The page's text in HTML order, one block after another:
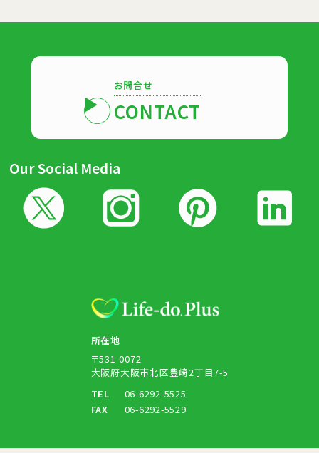
お問合せ
CONTACT
Our Social Media
所在地
〒531-0072
大阪府大阪市北区豊崎2丁目7-5
TEL
06-6292-5525
FAX
06-6292-5529